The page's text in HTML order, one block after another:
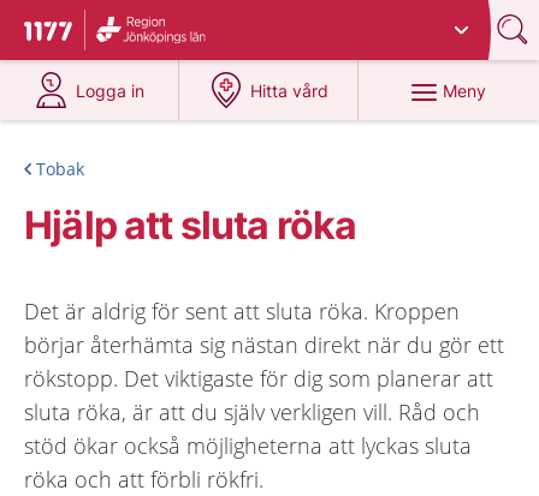
Till startsidan för 1177
Du har valt region
Logga in
på 1177.se
Hitta vård
på 1177.se
Meny
Tobak
Hjälp att sluta röka
Det är aldrig för sent att sluta röka. Kroppen
börjar återhämta sig nästan direkt när du gör ett
rökstopp. Det viktigaste för dig som planerar att
sluta röka, är att du själv verkligen vill. Råd och
stöd ökar också möjligheterna att lyckas sluta
röka och att förbli rökfri.